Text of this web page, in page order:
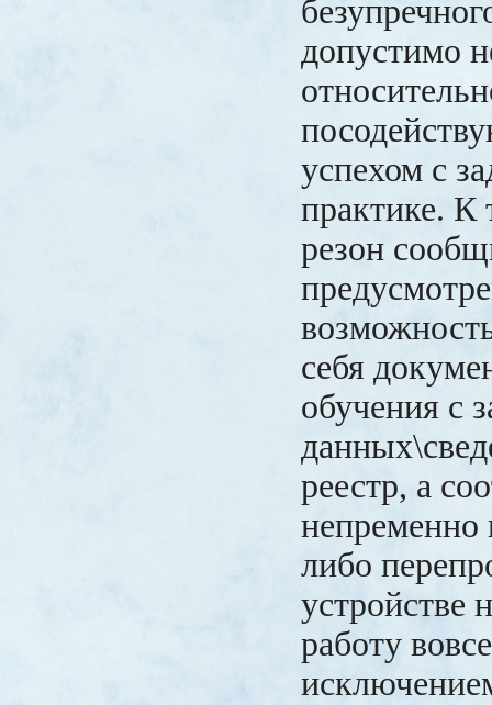
допустимо
успехом с
практике. К
резон
себя
обучения с
реестр, а
непременно
либо
устройстве
работу